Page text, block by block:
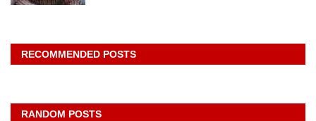
RECOMMENDED POSTS
RANDOM POSTS